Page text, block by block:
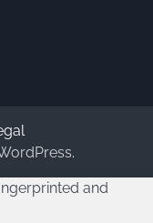
.
and